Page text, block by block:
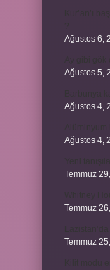
Ağustos 6,
Ağustos 5,
Ağustos 4,
Ağustos 4,
Temmuz
Temmuz
Temmuz